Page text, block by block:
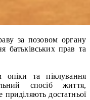
за позовом органу
батьківських прав та
опіки та піклування
спосіб життя,
достатньої